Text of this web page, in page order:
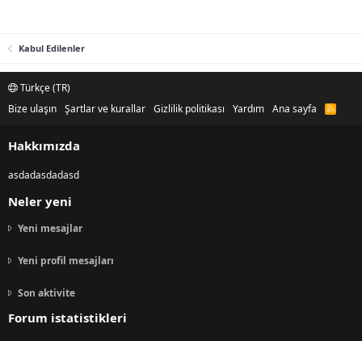
Kabul Edilenler
Türkçe (TR)
Bize ulaşın Şartlar ve kurallar Gizlilik politikası Yardım Ana sayfa
R
Hakkımızda
asdadasdadasd
Neler yeni
Yeni mesajlar
Yeni profil mesajları
Son aktivite
Forum istatistikleri